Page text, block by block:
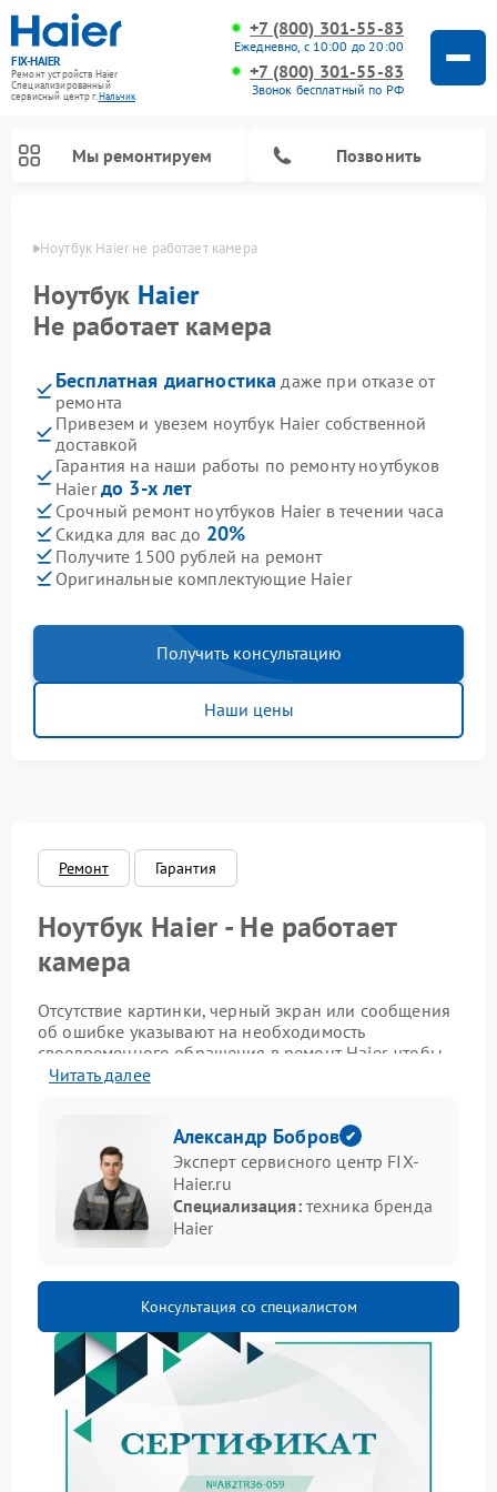
FIX-HAIER
Ремонт устройств Haier
Специализированный
cервисный центр г.Нальчик
+7 (800) 301-55-83
Ежедневно, с 10:00 до 20:00
+7 (800) 301-55-83
Звонок бесплатный по РФ
Мы ремонтируем Позвонить
Ноутбук Haier не работает камера
Ноутбук Haier
Не работает камера
Бесплатная диагностика даже при отказе от
ремонта
Привезем и увезем ноутбук Haier собственной
доставкой
Гарантия на наши работы по ремонту ноутбуков
Haierдо 3-х лет
Срочный ремонт ноутбуков Haier в течении часа
Скидка для вас до 20%
Получите 1500 рублей на ремонт
Оригинальные комплектующие Haier
Получить консультацию
Наши цены
Ремонт Гарантия
Ноутбук Haier - Не работает
камера
Отсутствие картинки, черный экран или сообщения
об ошибке указывают на необходимость
своевременного обращения в ремонт Haier, чтобы
вернуть устройству полноценную функциональность.
Признаки неисправности
камеры
К основным симптомам относятся:
камера не определяется системой;
видеосвязи;
появляются зависания при запуске камеры;
устройства.
При выявлении подобных признаков стоит
обратиться в сервис Haier для профессионального
обслуживания.
Основные причины
Читать далее
Александр Бобров
Эксперт сервисного центр FIX-
Haier.ru
Специализация:техника бренда
Haier
Консультация со специалистом